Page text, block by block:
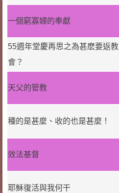
一個窮寡婦的奉獻
55週年堂慶再思之為甚麽要返教
會？
天父的管教
種的是甚麼、收的也是甚麼！
效法基督
耶穌復活與我何干